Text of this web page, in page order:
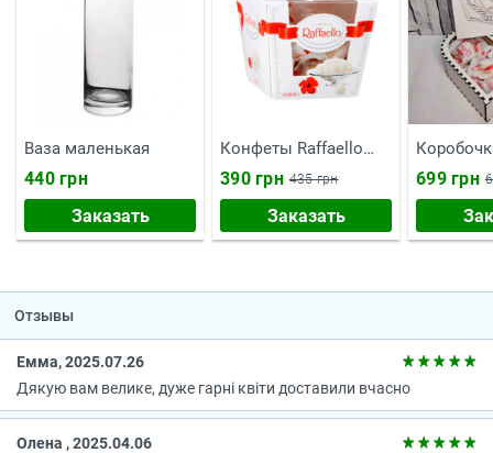
Ваза маленькая
440 грн
Заказать
Конфеты Raffaello
390 грн 435 грн
Заказать
699 грн
Отзывы
Емма, 2025.07.26
Дякую вам велике, дуже гарні квіти доставили вчасно
Олена , 2025.04.06